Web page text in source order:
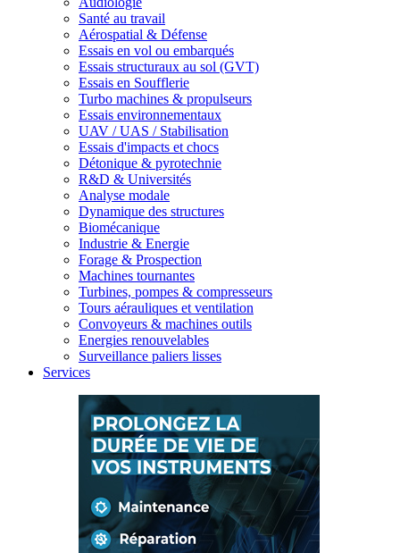
Santé au travail
Aérospatial & Défense
Essais en vol ou embarqués
Essais structuraux au sol (GVT)
Essais en Soufflerie
Turbo machines & propulseurs
Essais environnementaux
UAV / UAS / Stabilisation
Essais d'impacts et chocs
Détonique & pyrotechnie
R&D & Universités
Analyse modale
Dynamique des structures
Biomécanique
Industrie & Energie
Forage & Prospection
Machines tournantes
Turbines, pompes & compresseurs
Tours aérauliques et ventilation
Convoyeurs & machines outils
Energies renouvelables
Surveillance paliers lisses
Services